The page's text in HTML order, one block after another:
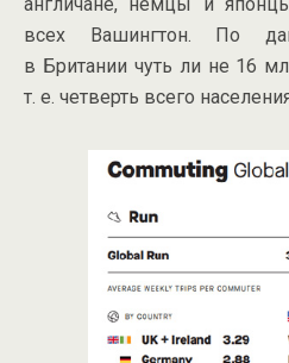
англичане, немцы и
всех Вашингтон. По
в Британии чуть ли не 16
т. е. четверть всего